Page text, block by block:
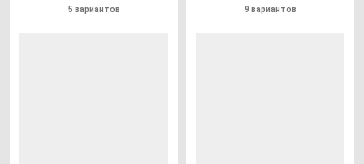
5 вариантов 9 вариантов